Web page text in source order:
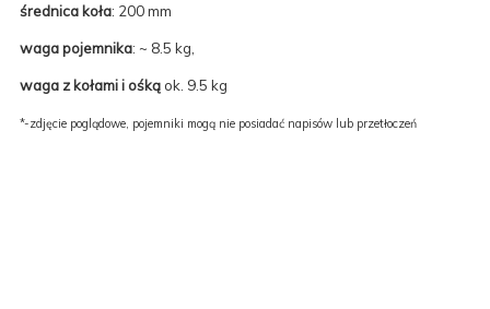
średnica koła: 200 mm
waga pojemnika: ~ 8.5 kg,
waga z kołami i ośkąok. 9.5 kg
*-zdjęcie poglądowe, pojemniki mogą nie posiadać napisów lub przetłoczeń